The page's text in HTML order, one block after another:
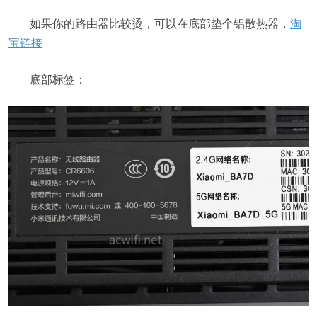
如果你的路由器比较烫，可以在底部垫个铝散热器， 淘
宝链接
底部标签：